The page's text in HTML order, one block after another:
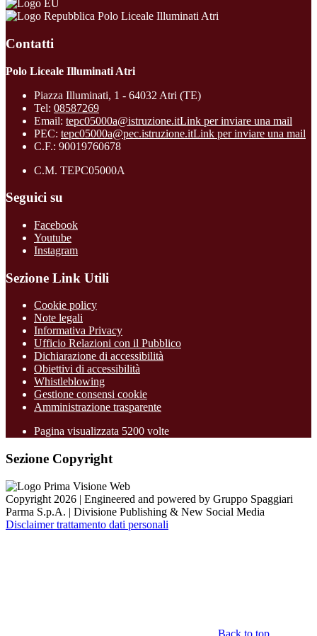
Polo Liceale Illuminati Atri
Contatti
Polo Liceale Illuminati Atri
Piazza Illuminati, 1 - 64032 Atri (TE)
Tel: 08587269
Email: tepc05000a@istruzione.itLink per inviare una mail
PEC: tepc05000a@pec.istruzione.itLink per inviare una mail
C.F.: 90019760678
C.M. TEPC05000A
Seguici su
Facebook
Youtube
Instagram
Sezione Link Utili
Cookie policy
Note legali
Informativa Privacy
Ufficio Relazioni con il Pubblico
Dichiarazione di accessibilità
Obiettivi di accessibilità
Whistleblowing
Gestione consensi cookie
Amministrazione trasparente
Pagina visualizzata 5200 volte
Sezione Copyright
Copyright 2026 | Engineered and powered by Gruppo Spaggiari
Parma S.p.A. | Divisione Publishing & New Social Media
Disclaimer trattamento dati personali
Back to top